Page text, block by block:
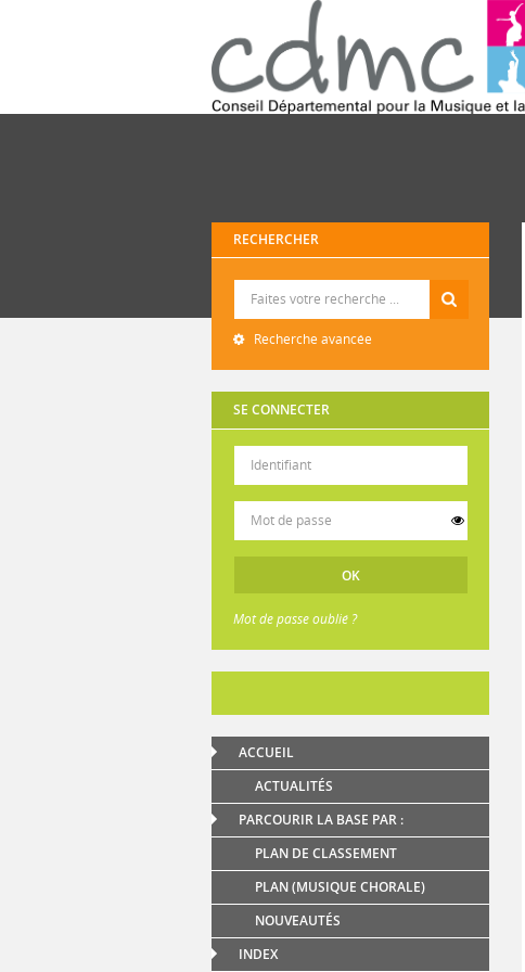
RECHERCHER
Recherche avancée
SE CONNECTER
Mot de passe oublié ?
ACCUEIL
ACTUALITÉS
PARCOURIR LA BASE PAR :
PLAN DE CLASSEMENT
PLAN (MUSIQUE CHORALE)
NOUVEAUTÉS
INDEX